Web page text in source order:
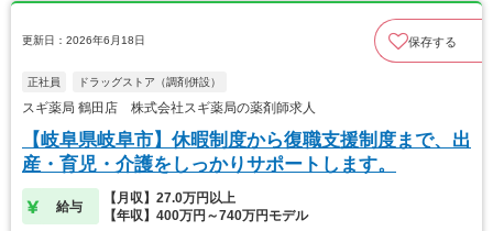
更新日：2026年6月18日 保存する
正社員 ドラッグストア（調剤併設）
スギ薬局 鶴田店 株式会社スギ薬局の薬剤師求人
【岐阜県岐阜市】休暇制度から復職支援制度まで、出
産・育児・介護をしっかりサポートします。
給与
【月収】27.0万円以上
【年収】400万円～740万円モデル